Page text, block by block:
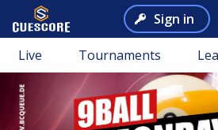
Sign in
Live Tournaments